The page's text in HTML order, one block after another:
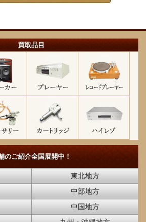
買取品目
のご紹介全国展開中！
東北地方
中部地方
中国地方